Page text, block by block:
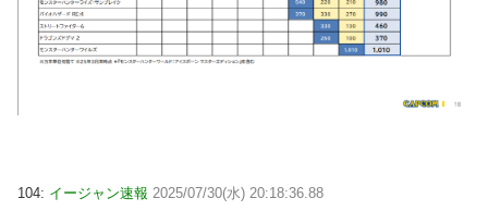
104: イージャン速報 2025/07/30(水) 20:18:36.88